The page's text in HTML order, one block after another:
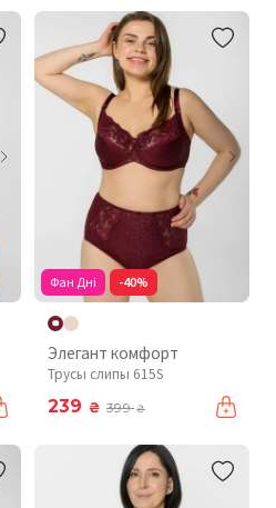
Фан Дні -40%
Элегант комфорт
Трусы слипы 615S
239 ₴ 399₴